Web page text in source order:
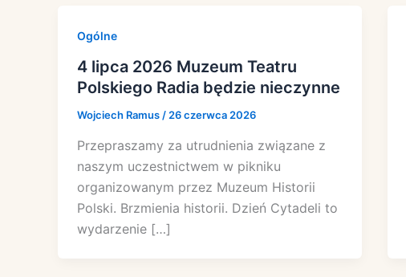
Ogólne
4 lipca 2026 Muzeum Teatru
Polskiego Radia będzie nieczynne
Wojciech Ramus / 26 czerwca 2026
Przepraszamy za utrudnienia związane z
naszym uczestnictwem w pikniku
organizowanym przez Muzeum Historii
Polski. Brzmienia historii. Dzień Cytadeli to
wydarzenie […]